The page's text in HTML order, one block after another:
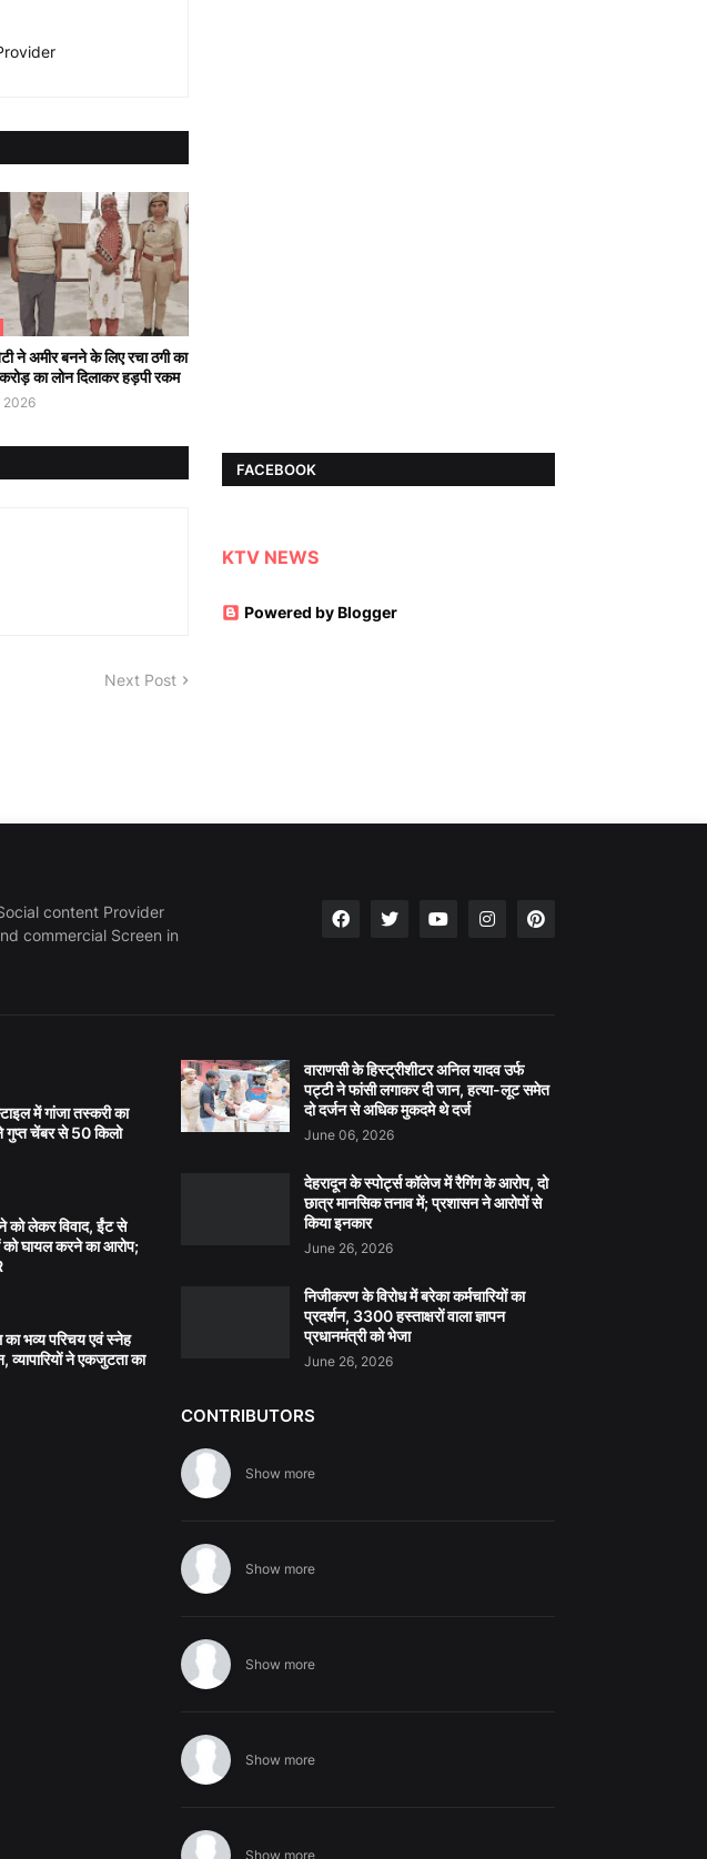
ने अमीर बनने के लिए रचा ठगी का
का लोन दिलाकर हड़पी रकम
2026
Next Post
FACEBOOK
KTV NEWS
Powered by Blogger
content Provider
commercial Screen in
में गांजा तस्करी का
गुप्त चेंबर से 50 किलो
को लेकर विवाद, ईंट से
को घायल करने का आरोप;
का भव्य परिचय एवं स्नेह
व्यापारियों ने एकजुटता का
वाराणसी के हिस्ट्रीशीटर अनिल यादव उर्फ
पट्टी ने फांसी लगाकर दी जान, हत्या-लूट समेत
दो दर्जन से अधिक मुकदमे थे दर्ज
June 06, 2026
देहरादून के स्पोर्ट्स कॉलेज में रैगिंग के आरोप, दो
छात्र मानसिक तनाव में; प्रशासन ने आरोपों से
किया इनकार
June 26, 2026
निजीकरण के विरोध में बरेका कर्मचारियों का
प्रदर्शन, 3300 हस्ताक्षरों वाला ज्ञापन
प्रधानमंत्री को भेजा
June 26, 2026
CONTRIBUTORS
Show more
Show more
Show more
Show more
Show more